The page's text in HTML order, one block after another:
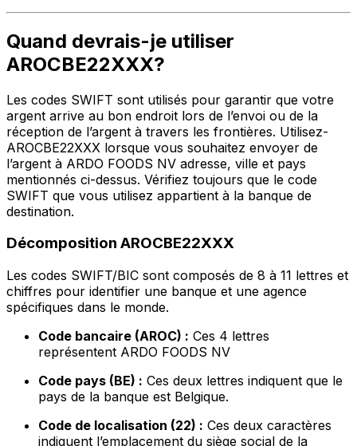
Quand devrais-je utiliser
AROCBE22XXX?
Les codes SWIFT sont utilisés pour garantir que votre
argent arrive au bon endroit lors de l’envoi ou de la
réception de l’argent à travers les frontières. Utilisez-
AROCBE22XXX lorsque vous souhaitez envoyer de
l’argent à ARDO FOODS NV adresse, ville et pays
mentionnés ci-dessus. Vérifiez toujours que le code
SWIFT que vous utilisez appartient à la banque de
destination.
Décomposition AROCBE22XXX
Les codes SWIFT/BIC sont composés de 8 à 11 lettres et
chiffres pour identifier une banque et une agence
spécifiques dans le monde.
Code bancaire (AROC) : Ces 4 lettres
représentent ARDO FOODS NV
Code pays (BE) : Ces deux lettres indiquent que le
pays de la banque est Belgique.
Code de localisation (22) : Ces deux caractères
indiquent l’emplacement du siège social de la